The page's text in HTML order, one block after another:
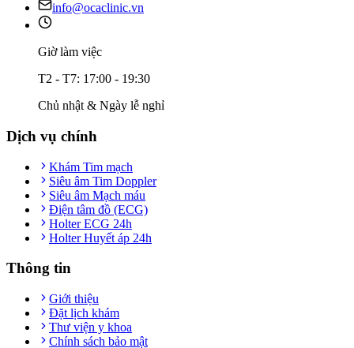
info@ocaclinic.vn
Giờ làm việc
T2 - T7: 17:00 - 19:30
Chủ nhật & Ngày lễ nghỉ
Dịch vụ chính
Khám Tim mạch
Siêu âm Tim Doppler
Siêu âm Mạch máu
Điện tâm đồ (ECG)
Holter ECG 24h
Holter Huyết áp 24h
Thông tin
Giới thiệu
Đặt lịch khám
Thư viện y khoa
Chính sách bảo mật